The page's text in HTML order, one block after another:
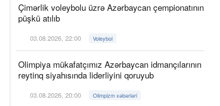
Çimərlik voleybolu üzrə Azərbaycan çempionatının
püşkü atılıb
03.08.2026, 22:00 Voleybol
Olimpiya mükafatçımız Azərbaycan idmançılarının
reytinq siyahısında liderliyini qoruyub
03.08.2026, 20:00 Olimpizm xəbərləri